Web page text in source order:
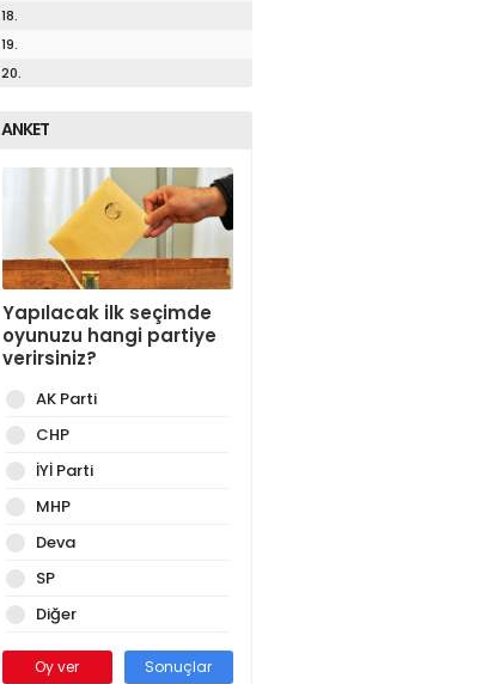
18.
19.
20.
ANKET
Yapılacak ilk seçimde
oyunuzu hangi partiye
verirsiniz?
AK Parti
CHP
İYİ Parti
MHP
Deva
SP
Diğer
Oy ver Sonuçlar